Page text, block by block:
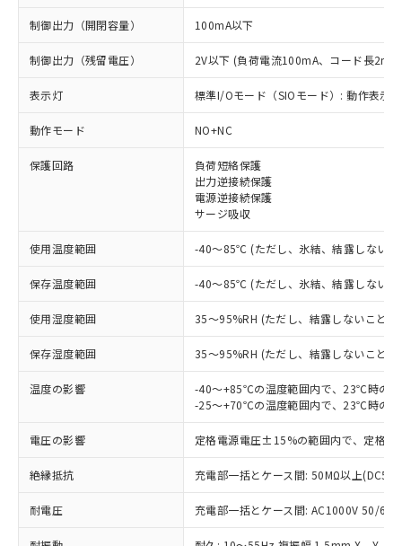
制御出力（開閉容量） 100mA以下
制御出力（残留電圧） 2V以下 (負荷電流100mA、コード長2m
表示灯 標準I/Oモード（SIOモード）: 動作表示
動作モード NO+NC
保護回路
負荷短絡保護
出力逆接続保護
電源逆接続保護
サージ吸収
使用温度範囲 -40～85℃ (ただし、氷結、結露しないこ
保存温度範囲 -40～85℃ (ただし、氷結、結露しないこ
使用湿度範囲 35～95%RH (ただし、結露しないこと)
保存湿度範囲 35～95%RH (ただし、結露しないこと)
温度の影響
-40～+85℃の温度範囲内で、23℃時の
-25～+70℃の温度範囲内で、23℃時の
電圧の影響 定格電源電圧±15%の範囲内で、定格
絶縁抵抗 充電部一括とケース間: 50MΩ以上
耐電圧 充電部一括とケース間: AC1000V 50/
ご利用条件
以下の条件をお読みいただき、同意のうえ
ご利用ください。
本サービスは、当社制御機器事業取扱
商品の当社在庫状況および標準価格
(税抜)を提供させていただくもので
当社制御機器事業取扱商品の中には、
本サービスの対象外となる商品もある
ことをご了承ください。
在庫状況および標準価格照会結果は、
記載している更新日時点での社内デー
※1 対応状況
対応済み：EU RoHS指令（10物質）の
非含有に対応した製品が提供可能な商品で
す。
対応予定：EU RoHS指令（10物質）の非含
有に対応した製品に切り替える予定のある
対応予定なし：EU RoHS指令（10物質）の
非含有に非対応の商品で、対応品を出す予
定はありません。
調査・確認中：EU RoHS指令（10物質）の
非含有の対応状況を調査中または確認中の
非該当品：ライセンス料など無形物で、有
仕入先様の事情により、非含有部品として
いたものが、含有品と判明した場合などや
むを得ず変更することがあります。
※1 中国RoHS○×表
「○」：最大均質材料含有率が中国RoHSの
基準値以下であることを示します。
「×」：最大均質材料含有率が中国RoHSの
「－」：未確認です。当社販売部門へお問
い合わせください。
当社は、これら貴社製品のうち、外国
為替および外国貿易法に定める商品
（以下｢規制貨物等」という）を輸出